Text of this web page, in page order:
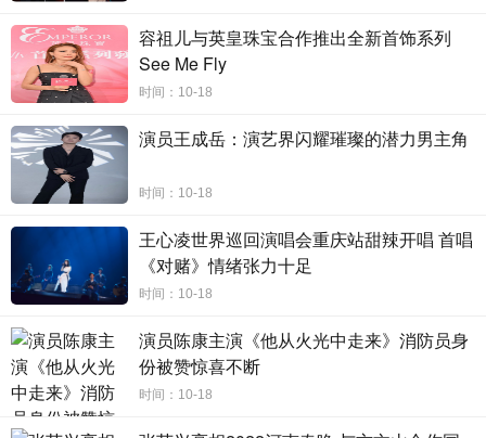
花开有声，值得等待，时隔两年上剧的张予曦为观众交
上一份满意答卷。《南风知我意》开播一周后优酷站内热度
眼专业版数据显示，自9月12日播出后，猫眼热度值高达
9467.70，并成为2023年猫眼9月现代剧热度冠军，截至10月
16日，成为2023年第41周猫眼网络剧热度榜冠军，目前为止
容祖儿与英皇珠宝合作推出全新首饰系列
See Me Fly
时间：10-18
演员王成岳：演艺界闪耀璀璨的潜力男主角
时间：10-18
王心凌世界巡回演唱会重庆站甜辣开唱 首唱
《对赌》情绪张力十足
时间：10-18
演员陈康主演《他从火光中走来》消防员身
份被赞惊喜不断
时间：10-18